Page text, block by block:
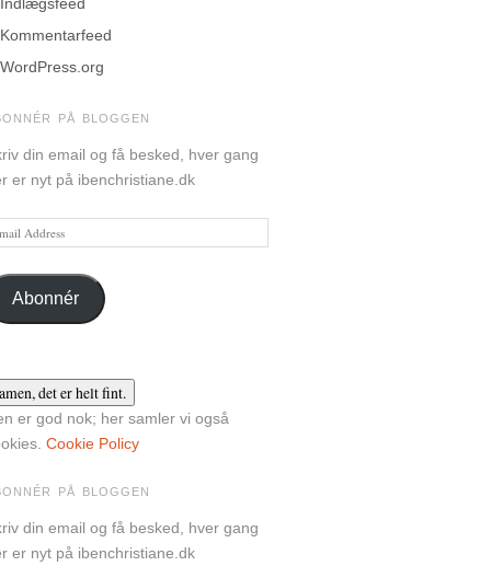
Kommentarfeed
WordPress.org
PÅ BLOGGEN
din email og få besked, hver gang
er nyt på ibenchristiane.dk
Abonnér
er god nok; her samler vi også
Cookie Policy
PÅ BLOGGEN
din email og få besked, hver gang
er nyt på ibenchristiane.dk